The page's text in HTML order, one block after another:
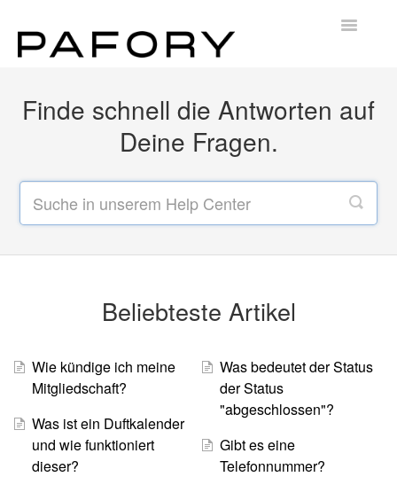
Toggle
Kontakt
Finde schnell die Antworten auf
Deine Fragen.
Beliebteste Artikel
Wie kündige ich meine
Mitgliedschaft?
Was ist ein Duftkalender
und wie funktioniert
dieser?
Was bedeutet der Status
der Status
"abgeschlossen"?
Gibt es eine
Telefonnummer?